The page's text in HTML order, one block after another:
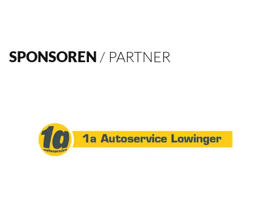
SPONSOREN / PARTNER